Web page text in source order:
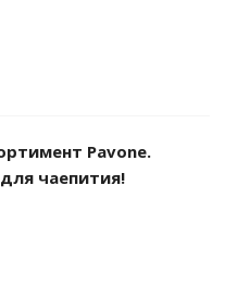
Pavone.
чаепития!